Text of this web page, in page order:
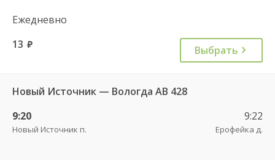
Ежедневно
13 руб. Выбрать
Новый Источник — Вологда АВ 428
9:20
Новый Источник п.
9:22
Ерофейка д.